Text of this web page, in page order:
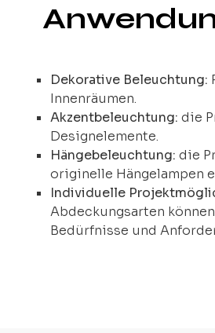
Dekorative Beleuchtung:
Innenräumen.
Akzentbeleuchtung: die
Designelemente.
Hängebeleuchtung: die
originelle Hängelampen
Individuelle
Abdeckungsarten
Bedürfnisse und